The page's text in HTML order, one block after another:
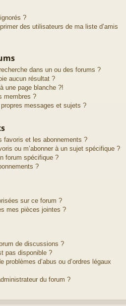
?
des utilisateurs de ma liste d’amis
dans un ou des forums ?
aucun résultat ?
une page blanche ?!
membres ?
messages et sujets ?
favoris et les abonnements ?
ou m’abonner à un sujet spécifique ?
forum spécifique ?
?
sur ce forum ?
mes pièces jointes ?
de discussions ?
pas disponible ?
d’abus ou d’ordres légaux
du forum ?